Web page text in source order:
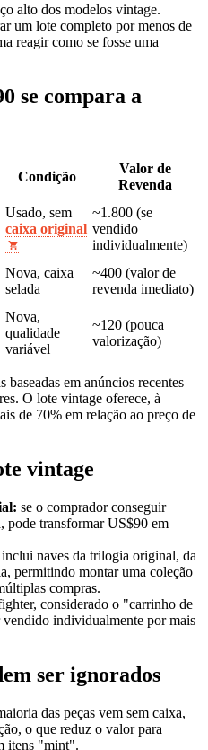
alto dos modelos vintage.
um lote completo por menos de
reagir como se fosse uma
se compara a
Condição
Valor de
Revenda
Usado, sem
caixa original
~1.800 (se
vendido
individualmente)
Nova, caixa
selada
~400 (valor de
revenda imediato)
Nova,
qualidade
variável
~120 (pouca
valorização)
baseadas em anúncios recentes
O lote vintage oferece, à
de 70% em relação ao preço de
vintage
se o comprador conseguir
pode transformar US$90 em
naves da trilogia original, da
permitindo montar uma coleção
compras.
considerado o "carrinho de
vendido individualmente por mais
ser ignorados
das peças vem sem caixa,
o que reduz o valor para
itens "mint".